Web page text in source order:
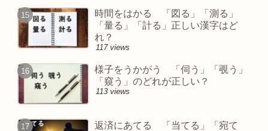
時間をはかる 「図る」「測る」
「量る」「計る」正しい漢字はど
れ？
117 views
様子をうかがう 「伺う」「覗う」
「窺う」のどれが正しい？
113 views
返済にあてる 「当てる」「宛て